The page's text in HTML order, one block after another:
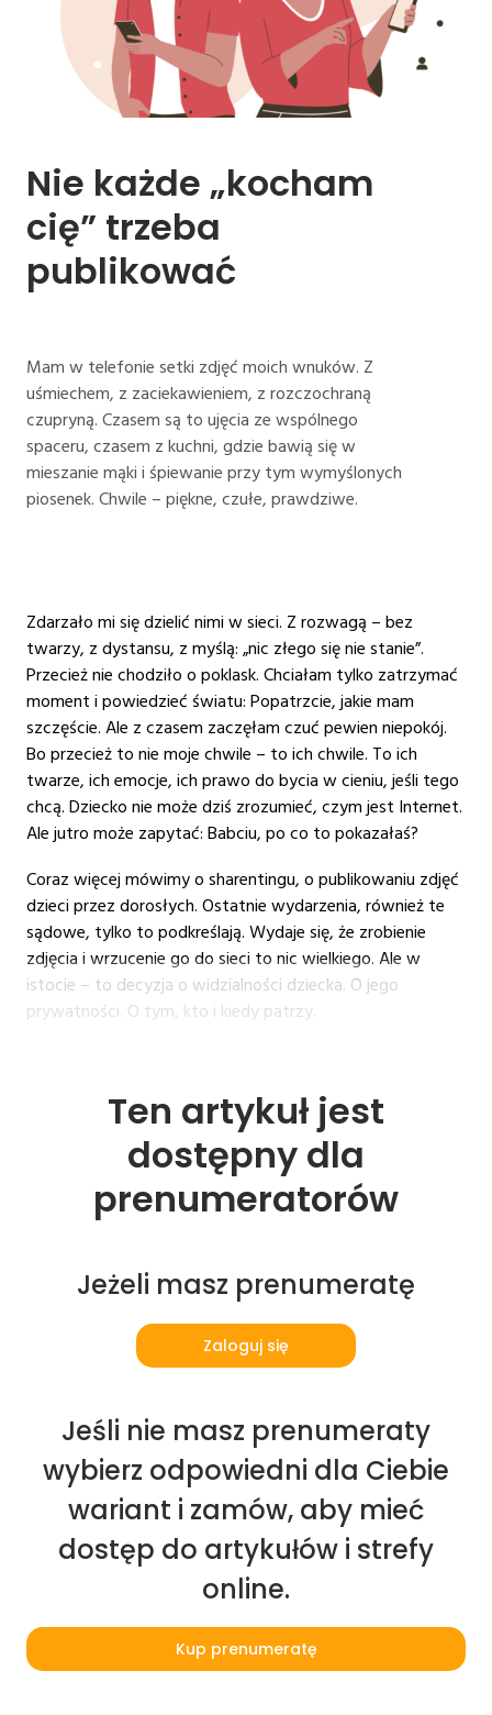
Nie każde „kocham
cię” trzeba
publikować
Mam w telefonie setki zdjęć moich wnuków. Z
uśmiechem, z zaciekawieniem, z rozczochraną
czupryną. Czasem są to ujęcia ze wspólnego
spaceru, czasem z kuchni, gdzie bawią się w
mieszanie mąki i śpiewanie przy tym wymyślonych
piosenek. Chwile – piękne, czułe, prawdziwe.
Zdarzało mi się dzielić nimi w sieci. Z rozwagą – bez
twarzy, z dystansu, z myślą: „nic złego się nie stanie”.
Przecież nie chodziło o poklask. Chciałam tylko zatrzymać
moment i powiedzieć światu: Popatrzcie, jakie mam
szczęście. Ale z czasem zaczęłam czuć pewien niepokój.
Bo przecież to nie moje chwile – to ich chwile. To ich
twarze, ich emocje, ich prawo do bycia w cieniu, jeśli tego
chcą. Dziecko nie może dziś zrozumieć, czym jest Internet.
Ale jutro może zapytać: Babciu, po co to pokazałaś?
Coraz więcej mówimy o sharentingu, o publikowaniu zdjęć
dzieci przez dorosłych. Ostatnie wydarzenia, również te
sądowe, tylko to podkreślają. Wydaje się, że zrobienie
zdjęcia i wrzucenie go do sieci to nic wielkiego. Ale w
istocie – to decyzja o widzialności dziecka. O jego
prywatności. O tym, kto i kiedy patrzy.
Ten artykuł jest
dostępny dla
prenumeratorów
Jeżeli masz prenumeratę
Zaloguj się
Jeśli nie masz prenumeraty
wybierz odpowiedni dla Ciebie
wariant i zamów, aby mieć
dostęp do artykułów i strefy
online.
Kup prenumeratę